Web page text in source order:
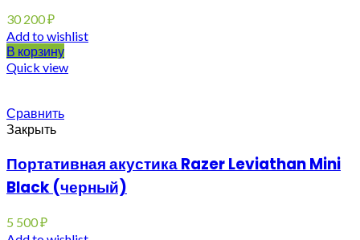
30 200₽
Add to wishlist
В корзину
Quick view
Сравнить
Закрыть
Портативная акустика Razer Leviathan Mini
Black (черный)
5 500₽